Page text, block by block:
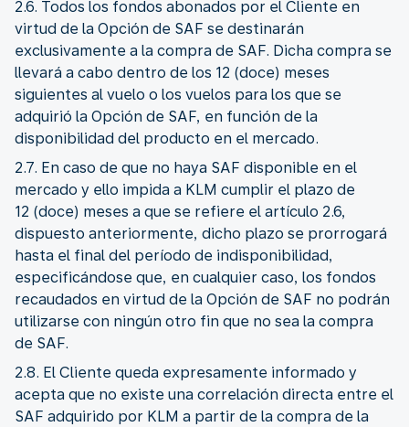
2.6. Todos los fondos abonados por el Cliente en
virtud de la Opción de SAF se destinarán
exclusivamente a la compra de SAF. Dicha compra se
llevará a cabo dentro de los 12 (doce) meses
siguientes al vuelo o los vuelos para los que se
adquirió la Opción de SAF, en función de la
disponibilidad del producto en el mercado.
2.7. En caso de que no haya SAF disponible en el
mercado y ello impida a KLM cumplir el plazo de
12 (doce) meses a que se refiere el artículo 2.6,
dispuesto anteriormente, dicho plazo se prorrogará
hasta el final del período de indisponibilidad,
especificándose que, en cualquier caso, los fondos
recaudados en virtud de la Opción de SAF no podrán
utilizarse con ningún otro fin que no sea la compra
de SAF.
2.8. El Cliente queda expresamente informado y
acepta que no existe una correlación directa entre el
SAF adquirido por KLM a partir de la compra de la